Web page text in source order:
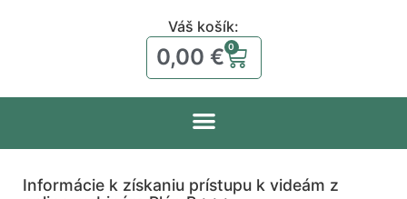
Váš košík:
0,00 € 0
Informácie k získaniu prístupu k videám z